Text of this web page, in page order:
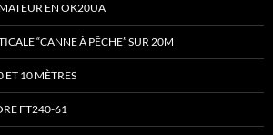
EN OK20UA
“CANNE À PÊCHE” SUR 20M
10 MÈTRES
FT240-61